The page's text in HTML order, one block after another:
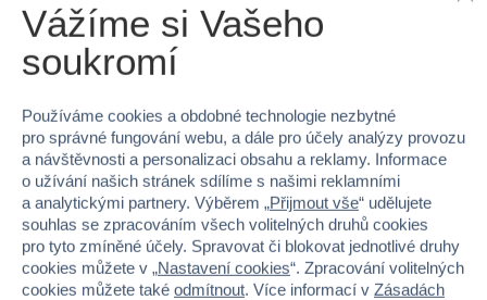
Hloubka 10
100 %
Průměr z 1 hodnocení
100 % zákazníků doporučuje
Vážíme si Vašeho
soukromí
Používáme cookies a obdobné technologie nezbytné
pro správné fungování webu, a dále pro účely analýzy provozu
a návštěvnosti a personalizaci obsahu a reklamy. Informace
o užívání našich stránek sdílíme s našimi reklamními
a analytickými partnery. Výběrem „Přijmout vše“ udělujete
souhlas se zpracováním všech volitelných druhů cookies
pro tyto zmíněné účely. Spravovat či blokovat jednotlivé druhy
cookies můžete v „Nastavení cookies“. Zpracování volitelných
cookies můžete také odmítnout. Více informací v Zásadách